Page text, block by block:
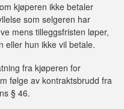
kjøperen ikke betaler
som selgeren har
mens tilleggsfristen løper,
eller hun ikke vil betale.
fra kjøperen for
følge av kontraktsbrudd fra
§ 46.